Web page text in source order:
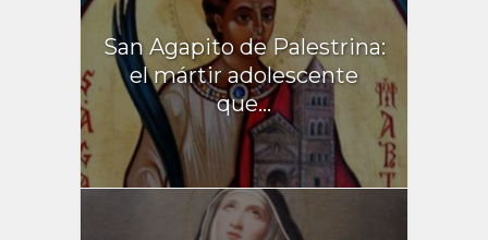
San Agapito de Palestrina:
el mártir adolescente
que...